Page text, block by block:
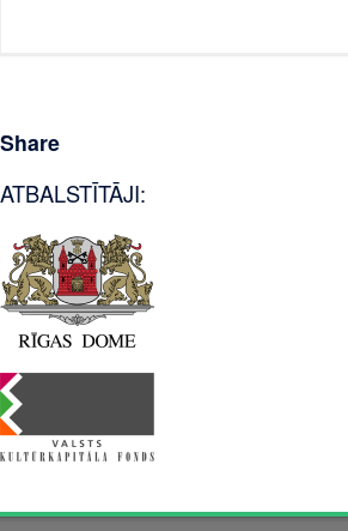
Share
ATBALSTĪTĀJI: